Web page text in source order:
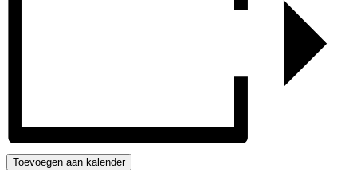
Toevoegen aan kalender